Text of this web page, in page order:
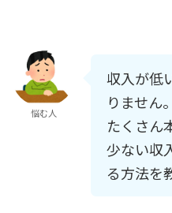
悩む人
収入が低
りません
たくさん
少ない収
る方法を